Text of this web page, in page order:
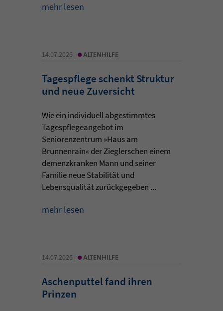
mehr lesen
14.07.2026 | • ALTENHILFE
Tagespflege schenkt Struktur
und neue Zuversicht
Wie ein individuell abgestimmtes
Tagespflegeangebot im
Seniorenzentrum »Haus am
Brunnenrain« der Zieglerschen einem
demenzkranken Mann und seiner
Familie neue Stabilität und
Lebensqualität zurückgegeben ...
mehr lesen
14.07.2026 | • ALTENHILFE
Aschenputtel fand ihren
Prinzen